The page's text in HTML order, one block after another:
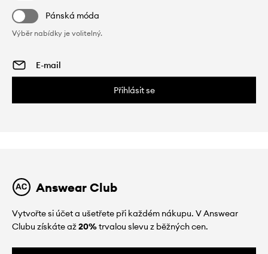
Pánská móda
Výběr nabídky je volitelný.
Přihlásit se
Answear Club
Vytvořte si účet a ušetřete při každém nákupu. V Answear
Clubu získáte až20%trvalou slevu z běžných cen.